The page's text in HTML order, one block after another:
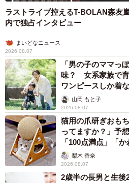
また発売記念イベントが2024年2
かれます。特典は1冊券が加藤さ
券が加藤さんから商品1冊お渡し
（チェキ or スマートフォンどち
詳細はTOKYO NEWS
→ https://zasshi.tv/products/34583/
ラストライブ控えるT-BOLAN森
内で独占インタビュー
まいどなニュース
2026.08.07
「男の子のママっ
味？ 女系家族で
ワンピースしか着
へんが…
山岡 もと子
2026.08.07
猫用の爪研ぎおも
ってますか？」予
「100点満点」「
梨木 香奈
2026.08.07
2歳半の長男と生